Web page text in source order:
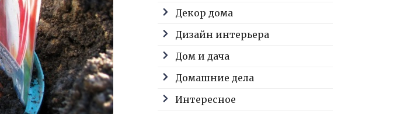
Декор дома
Дизайн интерьера
Дом и дача
Домашние дела
Интересное